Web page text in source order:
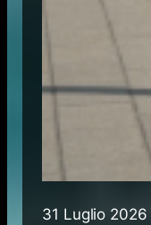
31 Luglio 2026